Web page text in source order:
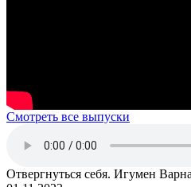
Смотреть все выпуски
Отвергнуться себя. Игумен